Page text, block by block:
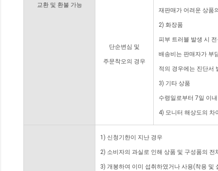
교환 및 환불 가능
단순변심 및
주문착오의 경우
재판매가 어려운 상품
2) 화장품
피부 트러블 발생 시
배송비는 판매자가 부
적의 경우에는 진단서
3) 기타 상품
수령일로부터 7일 이
4) 모니터 해상도의 차
1) 신청기한이 지난 경우
2) 소비자의 과실로 인해 상품 및 구성품의
3) 개봉하여 이미 섭취하였거나 사용(착용 및